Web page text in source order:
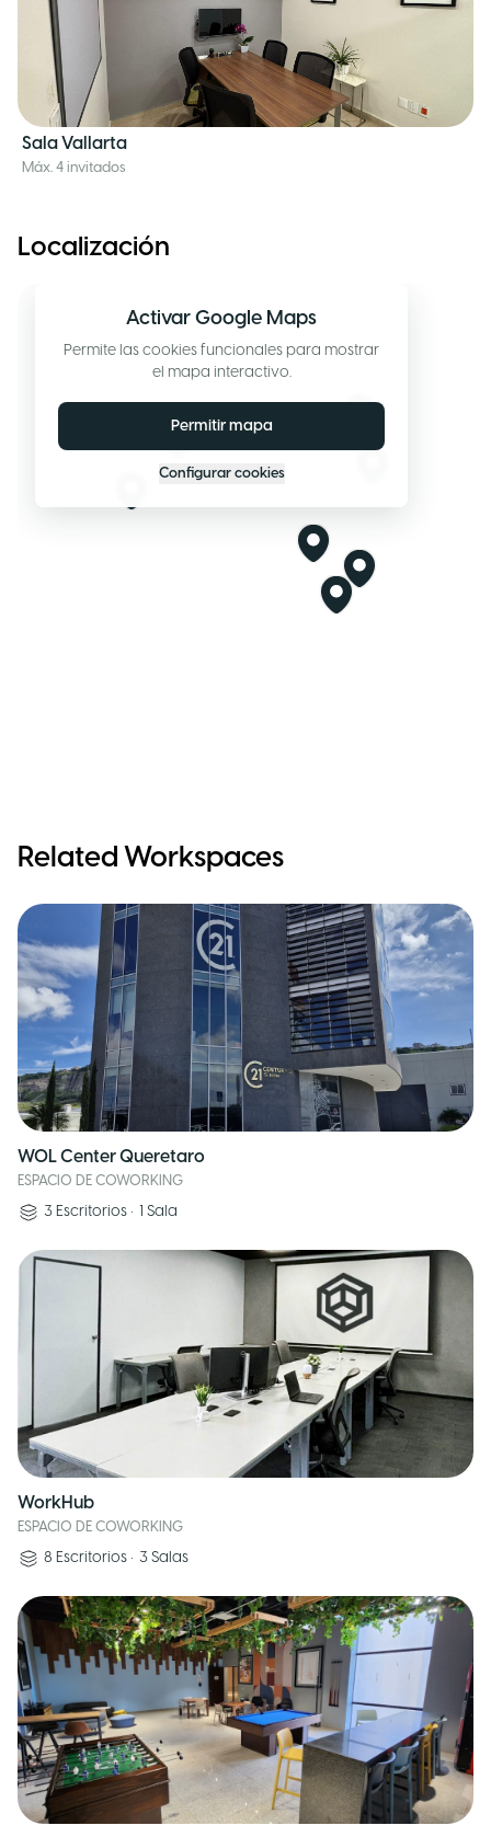
Sala Vallarta
Máx. 4 invitados
Localización
Activar Google Maps
Permite las cookies funcionales para mostrar
el mapa interactivo.
Permitir mapa
Configurar cookies
Related Workspaces
WOL Center Queretaro
ESPACIO DE COWORKING
3 Escritorios • 1 Sala
WorkHub
ESPACIO DE COWORKING
8 Escritorios • 3 Salas